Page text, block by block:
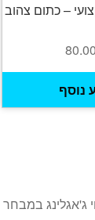
– כתום צהוב
80.00
נוסף
ג'אגלינג במבחר